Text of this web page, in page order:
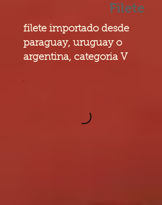
Filete
filete importado desde
paraguay, uruguay o
argentina, categoria V